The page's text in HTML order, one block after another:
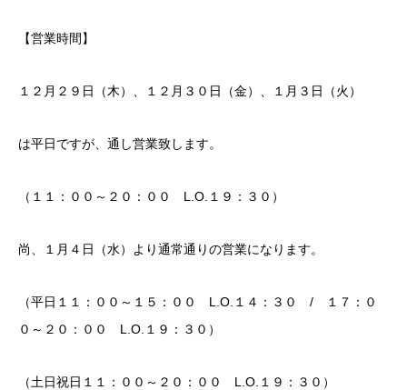
【営業時間】
１２月２９日（木）、１２月３０日（金）、１月３日（火）
は平日ですが、通し営業致します。
（１１：００～２０：００ L.O.１９：３０）
尚、１月４日（水）より通常通りの営業になります。
（平日１１：００～１５：００ L.O.１４：３０ / １７：０
０～２０：００ L.O.１９：３０）
（土日祝日１１：００～２０：００ L.O.１９：３０）